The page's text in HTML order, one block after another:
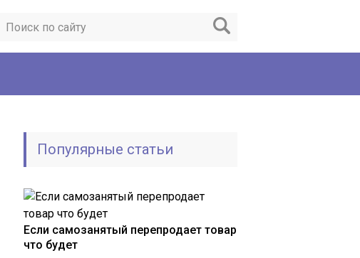
Популярные статьи
Если самозанятый перепродает товар
что будет